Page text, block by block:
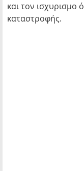
και τον ισχυρισμο
καταστροφής.